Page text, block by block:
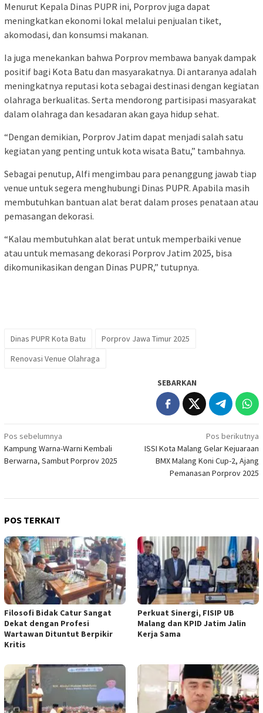
Menurut Kepala Dinas PUPR ini, Porprov juga dapat
meningkatkan ekonomi lokal melalui penjualan tiket,
akomodasi, dan konsumsi makanan.
Ia juga menekankan bahwa Porprov membawa banyak dampak
positif bagi Kota Batu dan masyarakatnya. Di antaranya adalah
meningkatnya reputasi kota sebagai destinasi dengan kegiatan
olahraga berkualitas. Serta mendorong partisipasi masyarakat
dalam olahraga dan kesadaran akan gaya hidup sehat.
“Dengan demikian, Porprov Jatim dapat menjadi salah satu
kegiatan yang penting untuk kota wisata Batu,” tambahnya.
Sebagai penutup, Alfi mengimbau para penanggung jawab tiap
venue untuk segera menghubungi Dinas PUPR. Apabila masih
membutuhkan bantuan alat berat dalam proses penataan atau
pemasangan dekorasi.
“Kalau membutuhkan alat berat untuk memperbaiki venue
atau untuk memasang dekorasi Porprov Jatim 2025, bisa
dikomunikasikan dengan Dinas PUPR,” tutupnya.
Dinas PUPR Kota Batu
Porprov Jawa Timur 2025
Renovasi Venue Olahraga
SEBARKAN
Navigasi
pos
Pos sebelumnya
Kampung Warna-Warni Kembali
Berwarna, Sambut Porprov 2025
Pos berikutnya
ISSI Kota Malang Gelar Kejuaraan
BMX Malang Koni Cup-2, Ajang
Pemanasan Porprov 2025
POS TERKAIT
Filosofi Bidak Catur Sangat
Dekat dengan Profesi
Wartawan Dituntut Berpikir
Kritis
Perkuat Sinergi, FISIP UB
Malang dan KPID Jatim Jalin
Kerja Sama